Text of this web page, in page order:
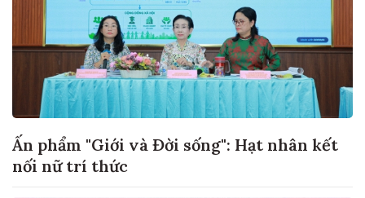
Ấn phẩm "Giới và Đời sống": Hạt nhân kết
nối nữ trí thức